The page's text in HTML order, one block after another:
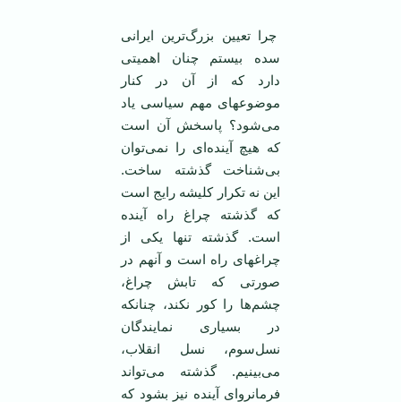
چرا تعیین بزرگ‌ترین ایرانی
سده بیستم چنان اهمیتی
دارد که از آن در کنار
موضوعهای مهم سیاسی یاد
می‌شود؟ پاسخش آن است
که هیچ آینده‌ای را نمی‌توان
بی‌شناخت گذشته ساخت.
این نه تکرار کلیشه رایج است
که گذشته چراغ راه آینده
است. گذشته تنها یکی از
چراغهای راه است و آنهم در
صورتی که تابش چراغ،
چشم‌ها را کور نکند، چنانکه
در بسیاری نمایندگان
نسل‌سوم، نسل انقلاب،
می‌بینیم. گذشته می‌تواند
فرمانروای آینده نیز بشود که